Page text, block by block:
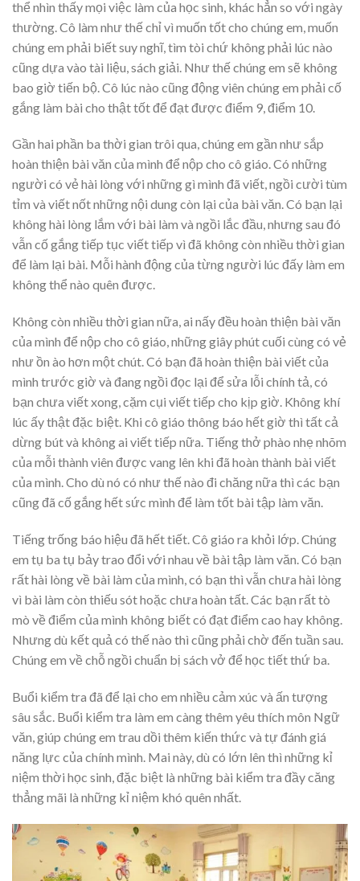
thể nhìn thấy mọi việc làm của học sinh, khác hẳn so với ngày
thường. Cô làm như thế chỉ vì muốn tốt cho chúng em, muốn
chúng em phải biết suy nghĩ, tìm tòi chứ không phải lúc nào
cũng dựa vào tài liệu, sách giải. Như thế chúng em sẽ không
bao giờ tiến bộ. Cô lúc nào cũng động viên chúng em phải cố
gắng làm bài cho thật tốt để đạt được điểm 9, điểm 10.
Gần hai phần ba thời gian trôi qua, chúng em gần như sắp
hoàn thiện bài văn của mình để nộp cho cô giáo. Có những
người có vẻ hài lòng với những gì mình đã viết, ngồi cười tùm
tỉm và viết nốt những nội dung còn lại của bài văn. Có bạn lại
không hài lòng lắm với bài làm và ngồi lắc đầu, nhưng sau đó
vẫn cố gắng tiếp tục viết tiếp vì đã không còn nhiều thời gian
để làm lại bài. Mỗi hành động của từng người lúc đấy làm em
không thể nào quên được.
Không còn nhiều thời gian nữa, ai nấy đều hoàn thiện bài văn
của mình để nộp cho cô giáo, những giây phút cuối cùng có vẻ
như ồn ào hơn một chút. Có bạn đã hoàn thiện bài viết của
mình trước giờ và đang ngồi đọc lại để sửa lỗi chính tả, có
bạn chưa viết xong, cặm cụi viết tiếp cho kịp giờ. Không khí
lúc ấy thật đặc biệt. Khi cô giáo thông báo hết giờ thì tất cả
dừng bút và không ai viết tiếp nữa. Tiếng thở phào nhẹ nhõm
của mỗi thành viên được vang lên khi đã hoàn thành bài viết
của mình. Cho dù nó có như thế nào đi chăng nữa thì các bạn
cũng đã cố gắng hết sức mình để làm tốt bài tập làm văn.
Tiếng trống báo hiệu đã hết tiết. Cô giáo ra khỏi lớp. Chúng
em tụ ba tụ bảy trao đổi với nhau về bài tập làm văn. Có bạn
rất hài lòng về bài làm của mình, có bạn thì vẫn chưa hài lòng
vì bài làm còn thiếu sót hoặc chưa hoàn tất. Các bạn rất tò
mò về điểm của mình không biết có đạt điểm cao hay không.
Nhưng dù kết quả có thế nào thì cũng phải chờ đến tuần sau.
Chúng em về chỗ ngồi chuẩn bị sách vở để học tiết thứ ba.
Buổi kiểm tra đã để lại cho em nhiều cảm xúc và ấn tượng
sâu sắc. Buổi kiểm tra làm em càng thêm yêu thích môn Ngữ
văn, giúp chúng em trau dồi thêm kiến thức và tự đánh giá
năng lực của chính mình. Mai này, dù có lớn lên thì những kỉ
niệm thời học sinh, đặc biệt là những bài kiểm tra đầy căng
thẳng mãi là những kỉ niệm khó quên nhất.